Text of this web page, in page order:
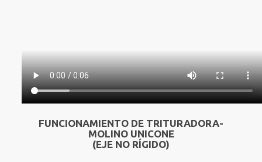
FUNCIONAMIENTO DE TRITURADORA-
MOLINO UNICONE
(EJE NO RÍGIDO)